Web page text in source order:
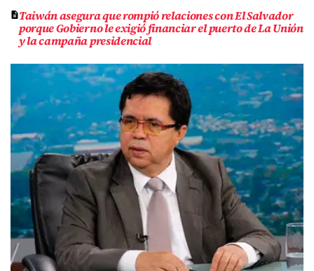
Taiwán asegura que rompió relaciones con El Salvador
porque Gobierno le exigió financiar el puerto de La Unión
y la campaña presidencial